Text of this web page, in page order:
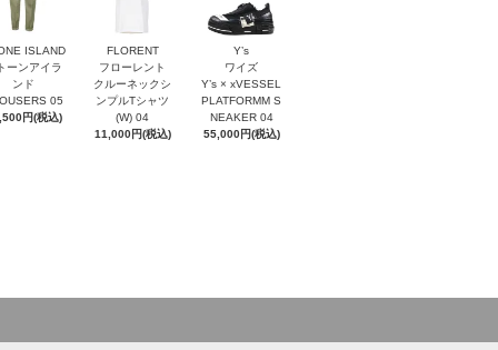
ISLAND
ーンアイラ
ンド
05
円(税込)
FLORENT
フローレント
クルーネックシ
ンプルTシャツ
(W) 04
11,000円(税込)
Y’s
ワイズ
Y’s × xVESSEL
PLATFORMM S
NEAKER 04
55,000円(税込)